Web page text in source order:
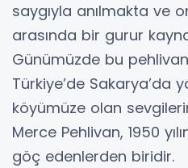
saygıyla anılmakta ve
arasında bir gurur
Günümüzde bu
Türkiye’de Sakarya’da
köyümüze olan
Merce Pehlivan, 1950
göç edenlerden biridir.